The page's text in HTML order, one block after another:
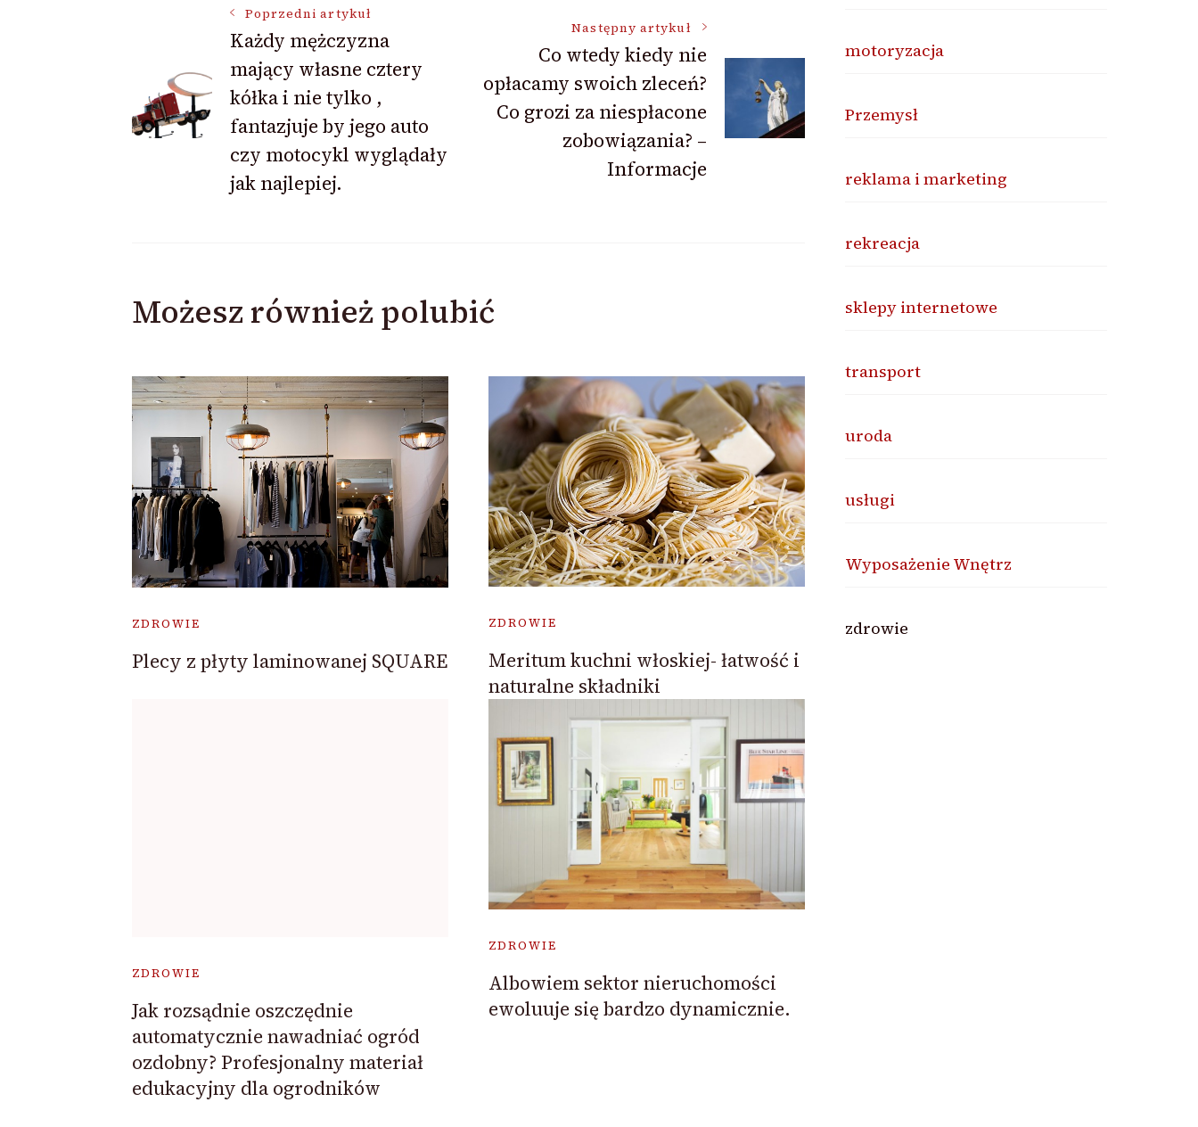
Nawigacja
wpisu
Poprzedni artykuł
Każdy mężczyzna
mający własne cztery
kółka i nie tylko ,
fantazjuje by jego auto
czy motocykl wyglądały
jak najlepiej.
Następny artykuł
Co wtedy kiedy nie
opłacamy swoich zleceń?
Co grozi za niespłacone
zobowiązania? –
Informacje
Możesz również polubić
ZDROWIE
Plecy z płyty laminowanej SQUARE
ZDROWIE
Meritum kuchni włoskiej- łatwość i
naturalne składniki
ZDROWIE
Jak rozsądnie oszczędnie
automatycznie nawadniać ogród
ozdobny? Profesjonalny materiał
edukacyjny dla ogrodników
ZDROWIE
Albowiem sektor nieruchomości
ewoluuje się bardzo dynamicznie.
motoryzacja
Przemysł
reklama i marketing
rekreacja
sklepy internetowe
transport
uroda
usługi
Wyposażenie Wnętrz
zdrowie